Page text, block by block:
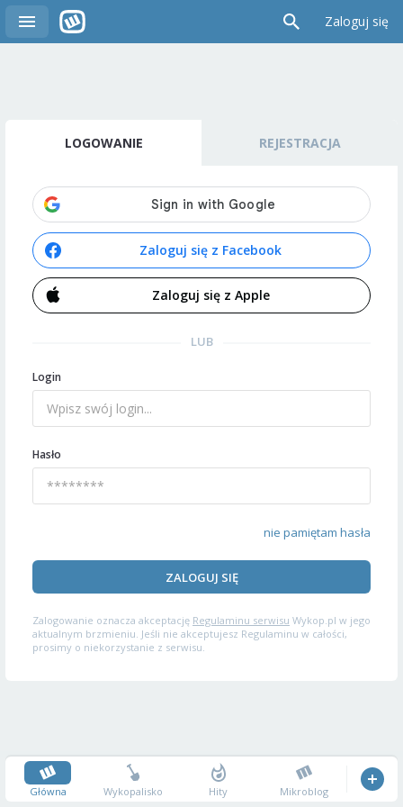
Zaloguj się
LOGOWANIE REJESTRACJA
Zaloguj się z Facebook
Zaloguj się z Apple
LUB
Login
Hasło
nie pamiętam hasła
ZALOGUJ SIĘ
Zalogowanie oznacza akceptację Regulaminu serwisu Wykop.pl w jego
aktualnym brzmieniu. Jeśli nie akceptujesz Regulaminu w całości,
prosimy o niekorzystanie z serwisu.
Główna Wykopalisko Hity Mikroblog